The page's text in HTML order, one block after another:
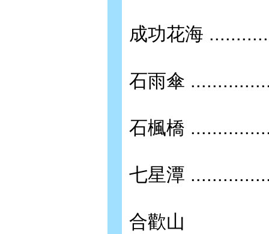
成功花海
石雨傘
石楓橋
七星潭
合歡山